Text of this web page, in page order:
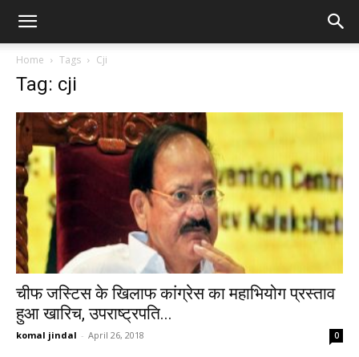
Home Tags Cji
Tag: cji
चीफ जस्टिस के खिलाफ कांग्रेस का महाभियोग प्रस्ताव
हुआ खारिच, उपराष्ट्रपति...
komal jindal - April 26, 2018 0